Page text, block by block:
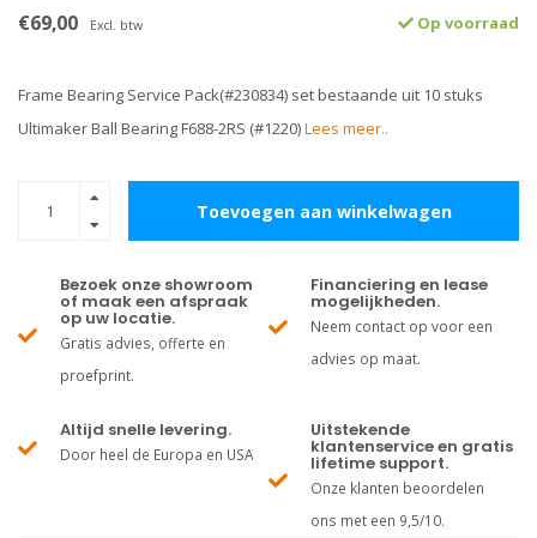
€69,00 Excl. btw Op voorraad
Frame Bearing Service Pack(#230834) set bestaande uit 10 stuks
Ultimaker Ball Bearing F688-2RS (#1220)Lees meer..
Toevoegen aan winkelwagen
Bezoek onze showroom
of maak een afspraak
op uw locatie.
Gratis advies, offerte en
proefprint.
Financiering en lease
mogelijkheden.
Neem contact op voor een
advies op maat.
Altijd snelle levering.
Door heel de Europa en USA
Uitstekende
klantenservice en gratis
lifetime support.
Onze klanten beoordelen
ons met een 9,5/10.